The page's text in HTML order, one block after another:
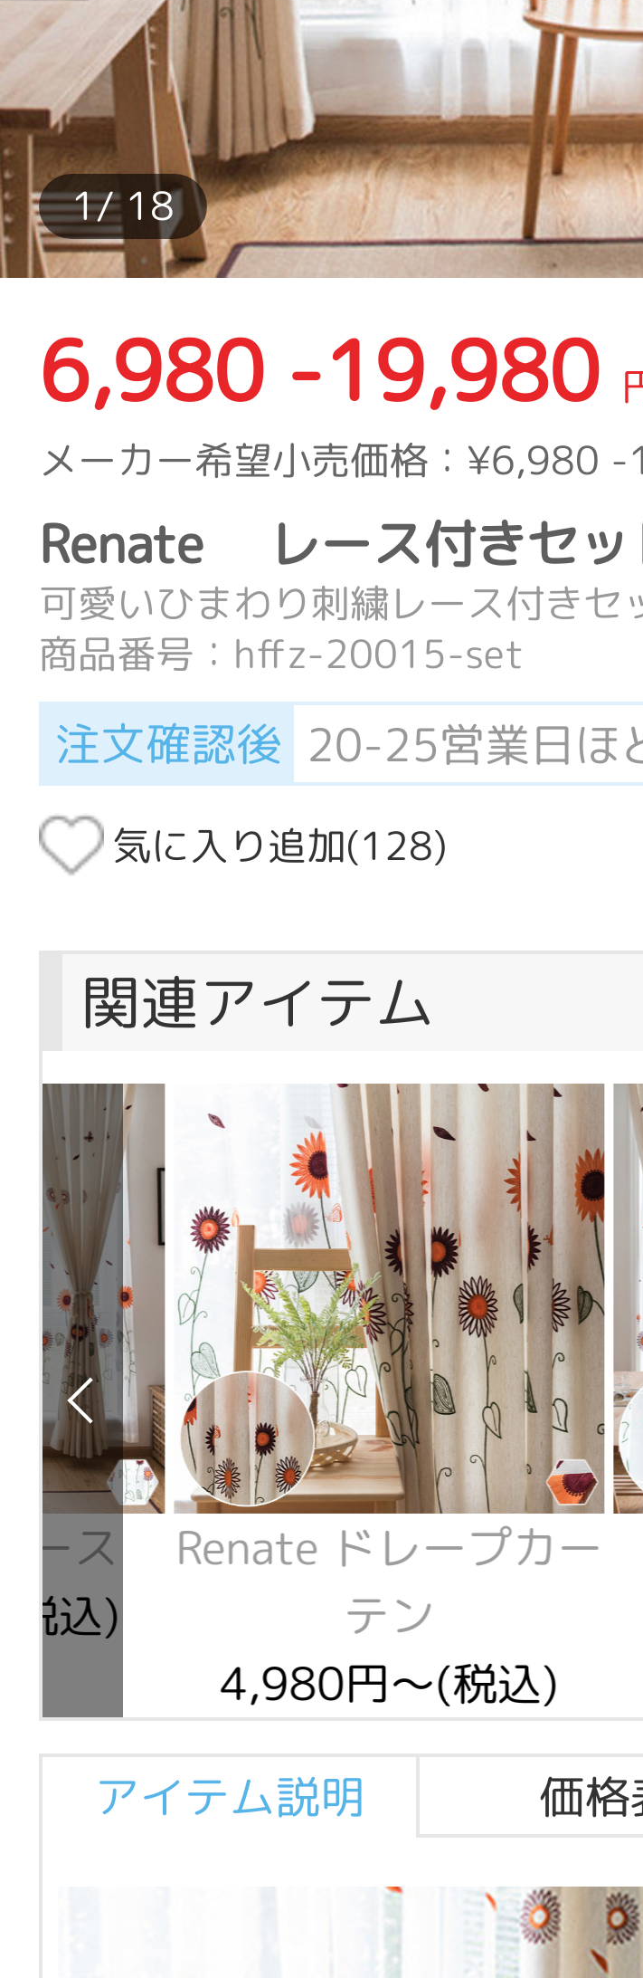
1/ 18
6,980 -19,980
メーカー希望小売価格： ¥6,980 -
Renate レース付きセッ
可愛いひまわり刺繍レース付きセ
商品番号：hffz-20015-set
注文確認後 20-25営業日ほ
気に入り追加(128)
関連アイテム
ス
込)
Renate ドレープカー
テン
4,980円～(税込)
アイテム説明
価格